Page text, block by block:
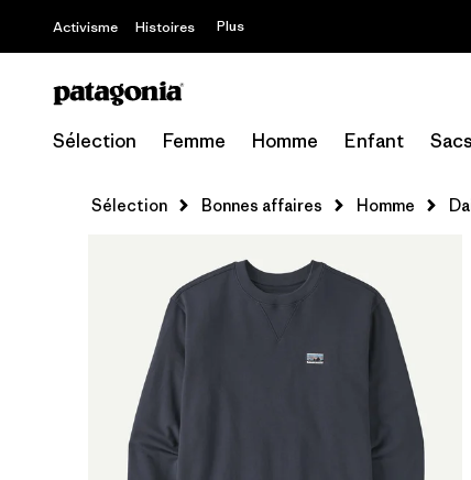
Activisme Histoires Plus
Sélection Femme Homme Enfant Sacs
Sélection Bonnes affaires Homme